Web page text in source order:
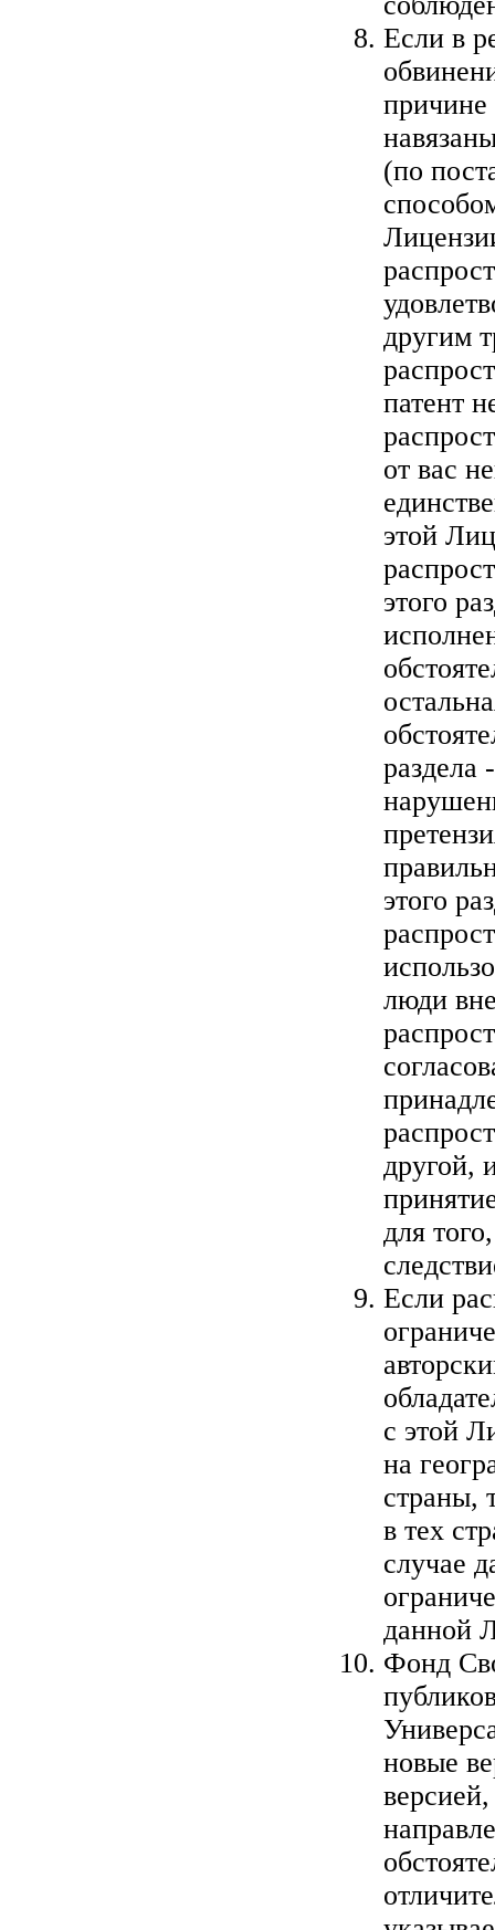
Если в
причине
(по
другим
патент
от вас
этой
этого
раздела
этого
люди
другой,
для
Если
с этой
на
страны,
в тех
случае
данной
Фонд
новые